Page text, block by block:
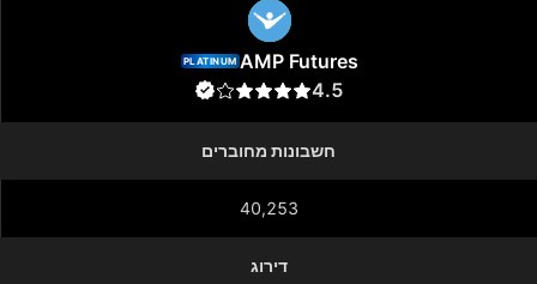
AMP Futures
PLATINUM
4.5
חשבונות מחוברים
40,253
דירוג